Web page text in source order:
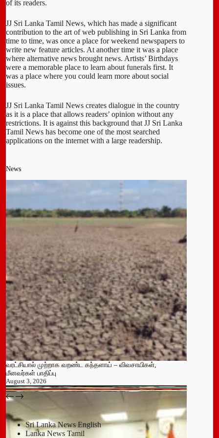
of its readers.
JJ Sri Lanka Tamil News, which has made a significant
contribution to the art of web publishing in Sri Lanka from
time to time, was once a place for weekend newspapers to
write new feature articles. At another time it was a place
where alternative news brought news. Artists’ Birthdays
were a memorable place to learn about funerals first. It
was a place where you could learn more about social
issues.
JJ Sri Lanka Tamil News creates dialogue in the country
as it is a place that allows readers’ opinion without any
restrictions. It is against this background that JJ Sri Lanka
Tamil News has become one of the most searched
applications on the internet with a large readership.
News
வரட்சியால் முற்றாக வறண்ட கந்தளாய் – விவசாயிகள்,
மீனவர்கள் பாதிப்பு
August 3, 2026
பதுளை மாநகர சபையின் NPP உறுப்பினர் திடீர் ராஜினாமா!
July 14, 2026
Sri Lanka News English
Lanka News Tamil